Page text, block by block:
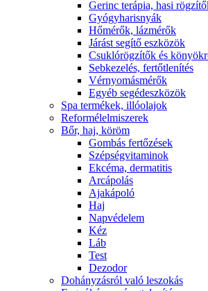
Gerinc terápia, hasi
Gyógyharisnyák
Hőmérők, lázmérők
Járást segítő eszközök
Csuklórögzítők és
Sebkezelés, fertőtlenítés
Vérnyomásmérők
Egyéb segédeszközök
Spa termékek, illóolajok
Reformélelmiszerek
Bőr, haj, köröm
Gombás fertőzések
Szépségvitaminok
Ekcéma, dermatitis
Arcápolás
Ajakápoló
Haj
Napvédelem
Kéz
Láb
Test
Dezodor
Dohányzásról való leszokás